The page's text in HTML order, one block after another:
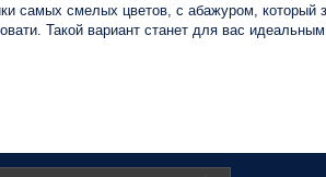
самых смелых цветов, с абажуром, который
Такой вариант станет для вас